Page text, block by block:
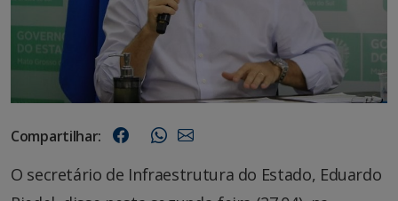
Compartilhar:
O secretário de Infraestrutura do Estado, Eduardo